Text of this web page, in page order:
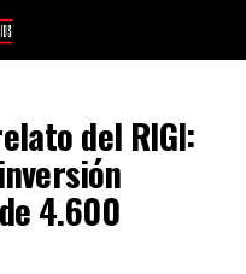
del RIGI:
4.600